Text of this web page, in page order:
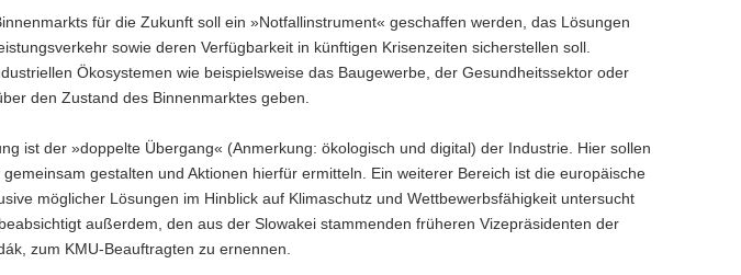
für die Zukunft soll ein »Notfallinstrument« geschaffen werden, das Lösungen
sowie deren Verfügbarkeit in künftigen Krisenzeiten sicherstellen soll.
Ökosystemen wie beispielsweise das Baugewerbe, der Gesundheitssektor oder
den Zustand des Binnenmarktes geben.
ist der »doppelte Übergang« (Anmerkung: ökologisch und digital) der Industrie. Hier sollen
gestalten und Aktionen hierfür ermitteln. Ein weiterer Bereich ist die europäische
möglicher Lösungen im Hinblick auf Klimaschutz und Wettbewerbsfähigkeit untersucht
außerdem, den aus der Slowakei stammenden früheren Vizepräsidenten der
zum KMU-Beauftragten zu ernennen.